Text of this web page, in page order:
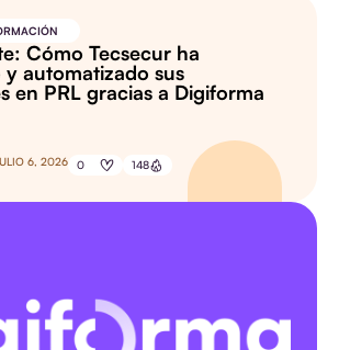
Cómo Tecsecur ha
automatizado sus
en PRL gracias a Digiforma
6, 2026 0 148